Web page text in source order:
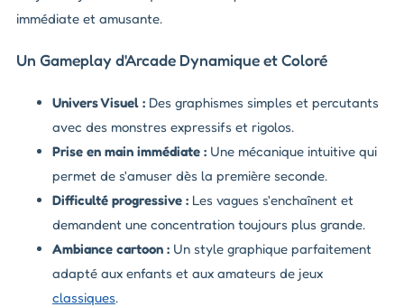
immédiate et amusante.
Un Gameplay d'Arcade Dynamique et Coloré
Univers Visuel : Des graphismes simples et percutants
avec des monstres expressifs et rigolos.
Prise en main immédiate : Une mécanique intuitive qui
permet de s'amuser dès la première seconde.
Difficulté progressive : Les vagues s'enchaînent et
demandent une concentration toujours plus grande.
Ambiance cartoon : Un style graphique parfaitement
adapté aux enfants et aux amateurs de jeux
classiques.